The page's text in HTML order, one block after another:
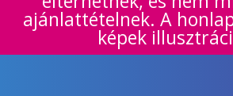
ajánlattételnek. A
képek